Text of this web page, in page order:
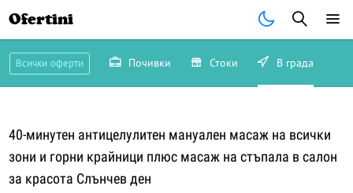
Ofertini
Всички оферти Почивки Стоки В града
40-минутен антицелулитен мануален масаж на всички
зони и горни крайници плюс масаж на стъпала в салон
за красота Слънчев ден